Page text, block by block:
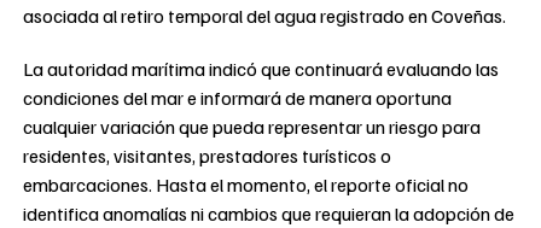
asociada al retiro temporal del agua registrado en Coveñas.
La autoridad marítima indicó que continuará evaluando las
condiciones del mar e informará de manera oportuna
cualquier variación que pueda representar un riesgo para
residentes, visitantes, prestadores turísticos o
embarcaciones. Hasta el momento, el reporte oficial no
identifica anomalías ni cambios que requieran la adopción de